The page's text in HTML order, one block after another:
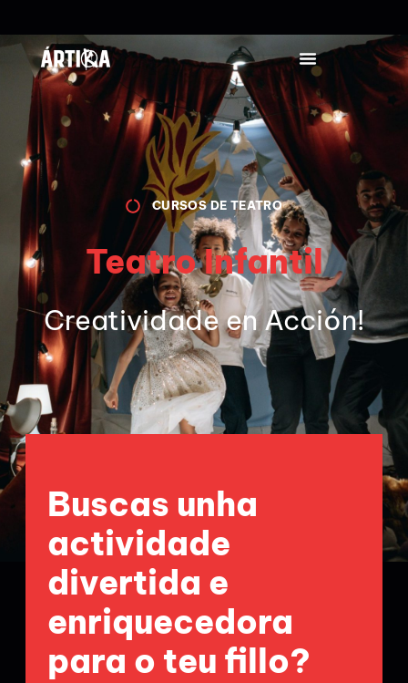
CURSOS DE TEATRO
Teatro Infantil
Creatividade en Acción!
Buscas unha
actividade
divertida e
enriquecedora
para o teu fillo?